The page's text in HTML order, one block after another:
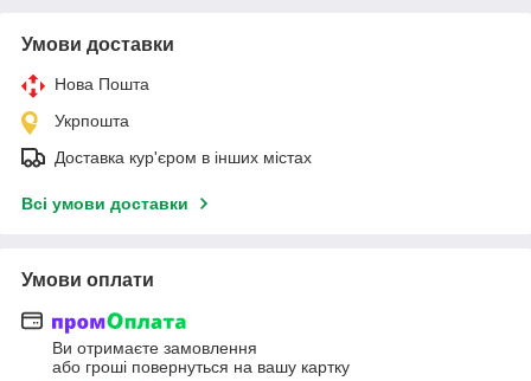
Умови доставки
Нова Пошта
Укрпошта
Доставка кур'єром в інших містах
Всі умови доставки
Умови оплати
Ви отримаєте замовлення
або гроші повернуться на вашу картку